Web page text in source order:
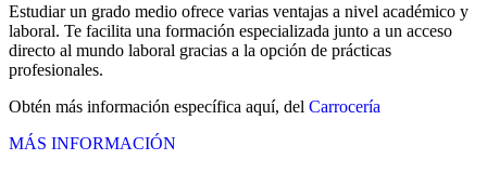
Estudiar un grado medio ofrece varias ventajas a nivel académico y
laboral. Te facilita una formación especializada junto a un acceso
directo al mundo laboral gracias a la opción de prácticas
profesionales.
Obtén más información específica aquí, del Carrocería
MÁS INFORMACIÓN